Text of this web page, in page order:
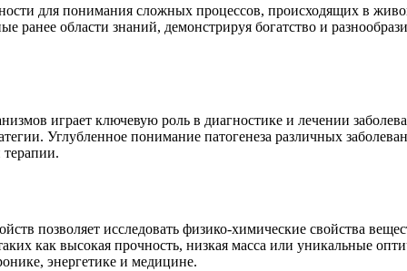
для понимания сложных процессов, происходящих в
ранее области знаний, демонстрируя богатство и
играет ключевую роль в диагностике и лечении
Углубленное понимание патогенеза различных
терапии.
позволяет исследовать физико-химические свойства
как высокая прочность, низкая масса или уникальные
энергетике и медицине.